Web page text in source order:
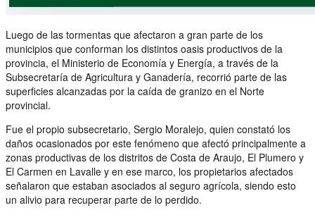
Luego de las tormentas que afectaron a gran parte de los
municipios que conforman los distintos oasis productivos de la
provincia, el Ministerio de Economía y Energía, a través de la
Subsecretaría de Agricultura y Ganadería, recorrió parte de las
superficies alcanzadas por la caída de granizo en el Norte
provincial.
Fue el propio subsecretario, Sergio Moralejo, quien constató los
daños ocasionados por este fenómeno que afectó principalmente a
zonas productivas de los distritos de Costa de Araujo, El Plumero y
El Carmen en Lavalle y en ese marco, los propietarios afectados
señalaron que estaban asociados al seguro agrícola, siendo esto
un alivio para recuperar parte de lo perdido.